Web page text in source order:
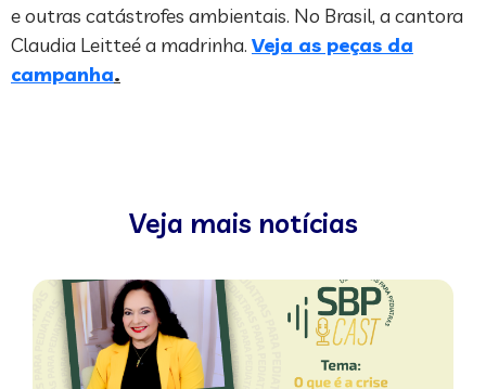
e outras catástrofes ambientais. No Brasil, a cantora
Claudia Leitteé a madrinha. Veja as peças da
campanha.
Veja mais notícias